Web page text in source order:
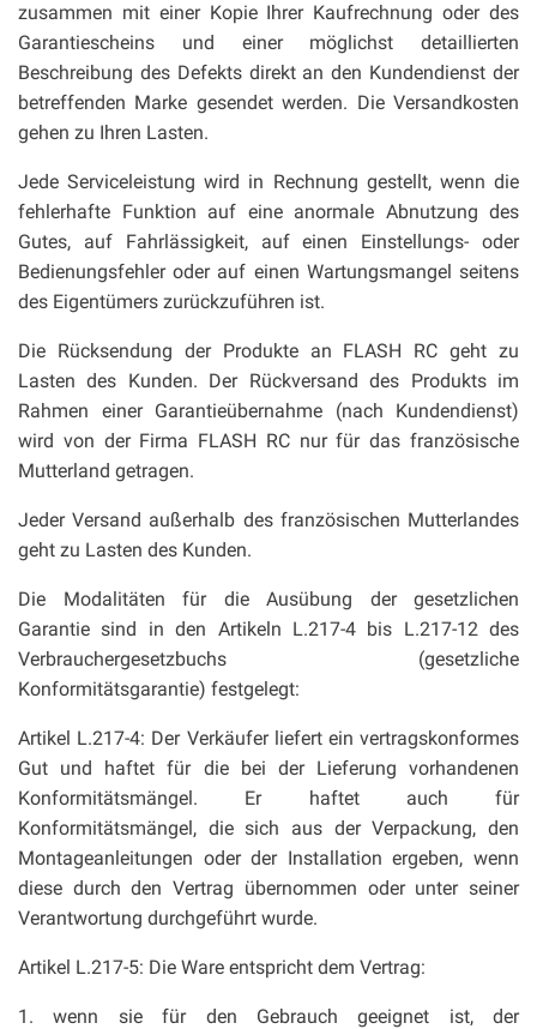
zusammen mit einer Kopie Ihrer Kaufrechnung oder des
Garantiescheins und einer möglichst detaillierten
Beschreibung des Defekts direkt an den Kundendienst der
betreffenden Marke gesendet werden. Die Versandkosten
gehen zu Ihren Lasten.
Jede Serviceleistung wird in Rechnung gestellt, wenn die
fehlerhafte Funktion auf eine anormale Abnutzung des
Gutes, auf Fahrlässigkeit, auf einen Einstellungs- oder
Bedienungsfehler oder auf einen Wartungsmangel seitens
des Eigentümers zurückzuführen ist.
Die Rücksendung der Produkte an FLASH RC geht zu
Lasten des Kunden. Der Rückversand des Produkts im
Rahmen einer Garantieübernahme (nach Kundendienst)
wird von der Firma FLASH RC nur für das französische
Mutterland getragen.
Jeder Versand außerhalb des französischen Mutterlandes
geht zu Lasten des Kunden.
Die Modalitäten für die Ausübung der gesetzlichen
Garantie sind in den Artikeln L.217-4 bis L.217-12 des
Verbrauchergesetzbuchs (gesetzliche
Konformitätsgarantie) festgelegt:
Artikel L.217-4: Der Verkäufer liefert ein vertragskonformes
Gut und haftet für die bei der Lieferung vorhandenen
Konformitätsmängel. Er haftet auch für
Konformitätsmängel, die sich aus der Verpackung, den
Montageanleitungen oder der Installation ergeben, wenn
diese durch den Vertrag übernommen oder unter seiner
Verantwortung durchgeführt wurde.
Artikel L.217-5: Die Ware entspricht dem Vertrag:
1. wenn sie für den Gebrauch geeignet ist, der